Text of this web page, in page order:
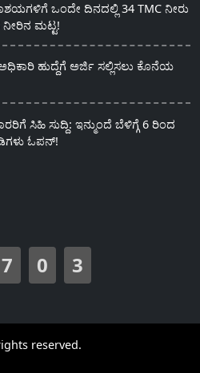
ಒಂದೇ ದಿನದಲ್ಲಿ 34 TMC ನೀರು
ನೀರಿನ ಮಟ್ಟ!
ಹುದ್ದೆಗೆ ಅರ್ಜಿ ಸಲ್ಲಿಸಲು ಕೊನೆಯ
ಸಿಹಿ ಸುದ್ದಿ: ಇನ್ಮುಂದೆ ಬೆಳಿಗ್ಗೆ 6 ರಿಂದ
ಓಪನ್!
7 0 3
reserved.